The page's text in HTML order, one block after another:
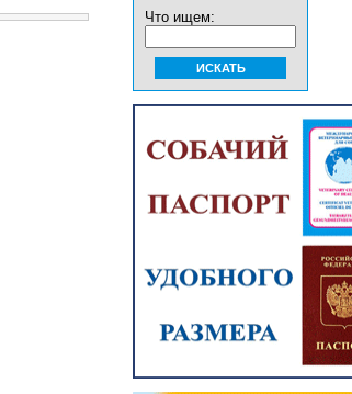
Что ищем: